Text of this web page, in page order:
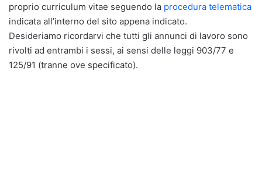
proprio curriculum vitae seguendo la procedura telematica
indicata all’interno del sito appena indicato.
Desideriamo ricordarvi che tutti gli annunci di lavoro sono
rivolti ad entrambi i sessi, ai sensi delle leggi 903/77 e
125/91 (tranne ove specificato).